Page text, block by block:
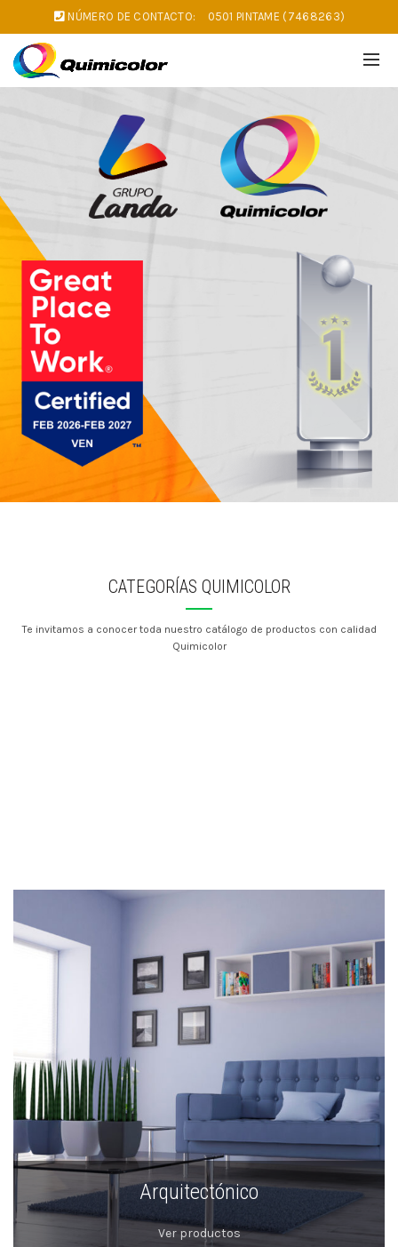
NÚMERO DE CONTACTO: 0501 PINTAME (7468263)
CATEGORÍAS QUIMICOLOR
Te invitamos a conocer toda nuestro catálogo de productos con calidad
Quimicolor
Arquitectónico
Ver productos